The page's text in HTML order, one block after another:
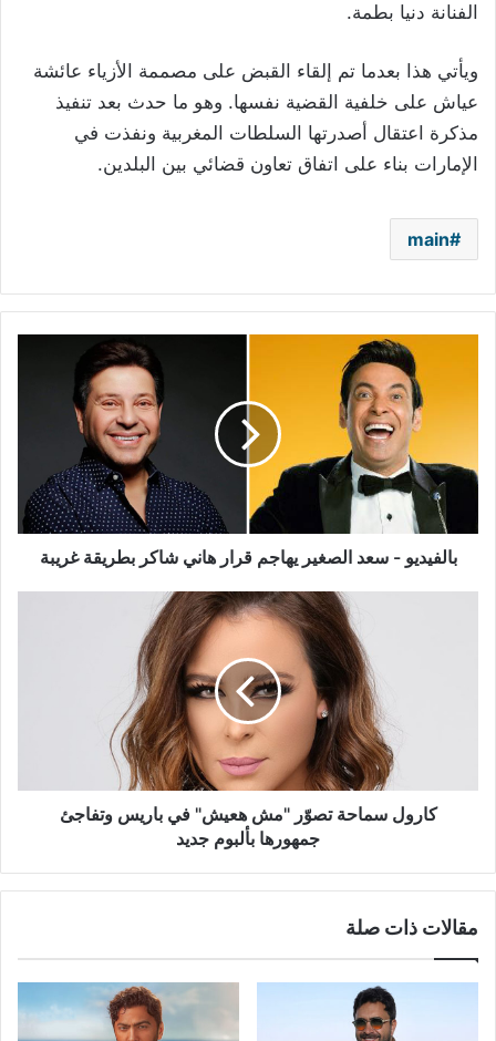
الفنانة دنيا بطمة.
ويأتي هذا بعدما تم إلقاء القبض على مصممة الأزياء عائشة
عياش على خلفية القضية نفسها. وهو ما حدث بعد تنفيذ
مذكرة اعتقال أصدرتها السلطات المغربية ونفذت في
الإمارات بناء على اتفاق تعاون قضائي بين البلدين.
main
قرار
هاني
بطريقة
غريبةبالفيديو - سعد الصغير يهاجم قرار هاني شاكر بطريقة غريبة
جمهورها
كارول سماحة تصوّر "مش هعيش" في باريس وتفاجئ
جمهورها بألبوم جديد
مقالات ذات صلة